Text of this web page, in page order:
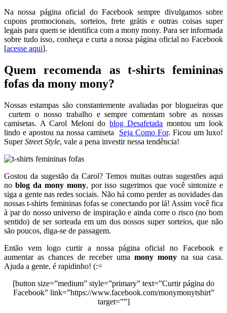
Na nossa página oficial do Facebook sempre divulgamos sobre
cupons promocionais, sorteios, frete grátis e outras coisas super
legais para quem se identifica com a mony mony. Para ser informada
sobre tudo isso, conheça e curta a nossa página oficial no Facebook
[acesse aqui].
Quem recomenda as t-shirts femininas
fofas da mony mony?
Nossas estampas são constantemente avaliadas por blogueiras que
curtem o nosso trabalho e sempre comentam sobre as nossas
camisetas. A Carol Meloni do blog Desafetada montou um look
lindo e apostou na nossa camiseta Seja Como For. Ficou um luxo!
SuperStreet Style, vale a pena investir nessa tendência!
Gostou da sugestão da Carol? Temos muitas outras sugestões aqui
no blog da mony mony, por isso sugerimos que você sintonize e
siga a gente nas redes sociais. Não há como perder as novidades das
nossas t-shirts femininas fofas se conectando por lá! Assim você fica
à par do nosso universo de inspiração e ainda corre o risco (no bom
sentido) de ser sorteada em um dos nossos super sorteios, que não
são poucos, diga-se de passagem.
Então vem logo curtir a nossa página oficial no Facebook e
aumentar as chances de receber uma mony mony na sua casa.
Ajuda a gente, é rapidinho! (:=
[button size=”medium” style=”primary” text=”Curtir página do
Facebook” link=”https://www.facebook.com/monymonytshirt”
target=””]